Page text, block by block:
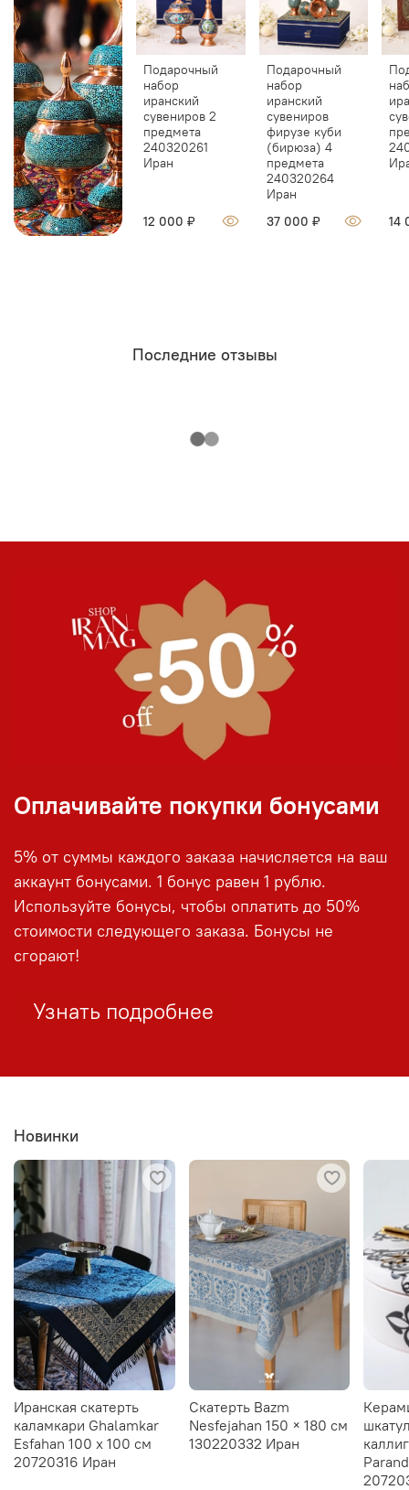
Подарочный
набор
иранский
сувениров 2
предмета
240320261
Иран
12 000 ₽
Подарочный
набор
иранский
сувениров
фирузе куби
(бирюза) 4
предмета
240320264
Иран
37 000 ₽
14
Последние отзывы
Оплачивайте покупки бонусами
5% от суммы каждого заказа начисляется на ваш
аккаунт бонусами. 1 бонус равен 1 рублю.
Используйте бонусы, чтобы оплатить до 50%
стоимости следующего заказа. Бонусы не
сгорают!
Узнать подробнее
Новинки
Иранская скатерть
каламкари Ghalamkar
Esfahan 100 х 100 см
20720316 Иран
Скатерть Bazm
Nesfejahan 150 × 180 см
130220332 Иран